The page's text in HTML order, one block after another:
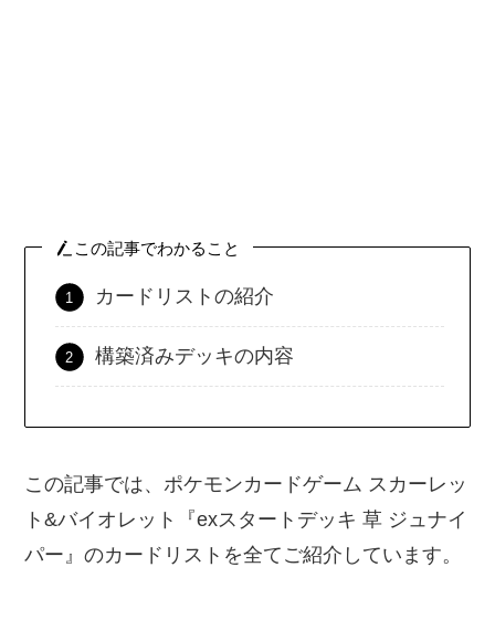
この記事でわかること
カードリストの紹介
構築済みデッキの内容
この記事では、ポケモンカードゲーム スカーレッ
ト&バイオレット『exスタートデッキ 草 ジュナイ
パー』のカードリストを全てご紹介しています。